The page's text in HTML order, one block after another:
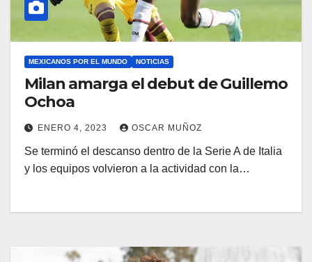
MEXICANOS POR EL MUNDO NOTICIAS
Milan amarga el debut de Guillemo
Ochoa
ENERO 4, 2023 OSCAR MUÑOZ
Se terminó el descanso dentro de la Serie A de Italia
y los equipos volvieron a la actividad con la…